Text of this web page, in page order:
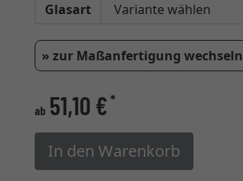
Glasart
» zur Maßanfertigung wechseln
ab 51,10 €*
In den Warenkorb